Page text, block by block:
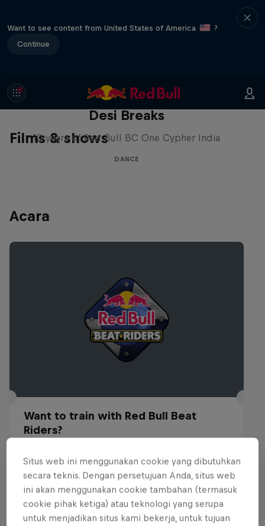
Want to see content from United States of America
?
Continue
Films & shows
Desi Breaks
10 years of Red Bull BC One Cypher India
DANCE
Acara
Want to train with Red Bull Beat
Riders?
Budapest, Hungary
BREAKING
Past event
Situs web ini menggunakan cookie yang dibutuhkan
secara teknis. Dengan persetujuan Anda, situs web
ini akan menggunakan cookie tambahan (termasuk
cookie pihak ketiga) atau teknologi yang serupa
untuk menjadikan situs kami bekerja, untuk tujuan